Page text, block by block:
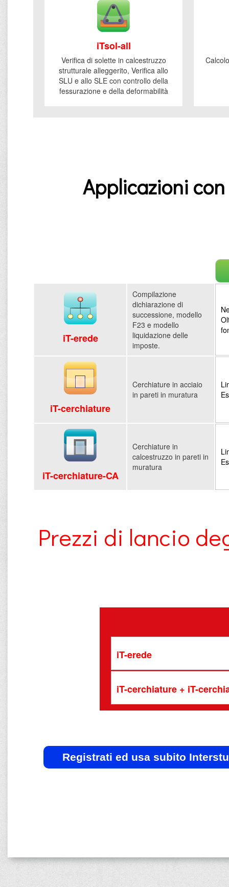
iTsol-all
Verifica di solette in calcestruzzo
strutturale alleggerito, Verifica allo
SLU e allo SLE con controllo della
fessurazione e della deformabilità
Applicazioni
iT-erede
Compilazione
dichiarazione di
successione, modello
F23 e modello
liquidazione delle
imposte.
iT-cerchiature
Cerchiature in acciaio
in pareti in muratura
iT-cerchiature-CA
Cerchiature in
calcestruzzo in pareti in
muratura
Prezzi di lancio
iT-erede
iT-cerchiature + iT-
Registrati ed usa subito